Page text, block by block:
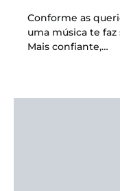
Conforme as
uma música te
Mais confiante,…